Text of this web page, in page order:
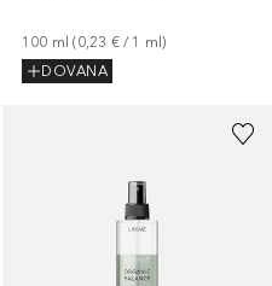
100 ml (0,23 € / 1 ml)
DOVANA